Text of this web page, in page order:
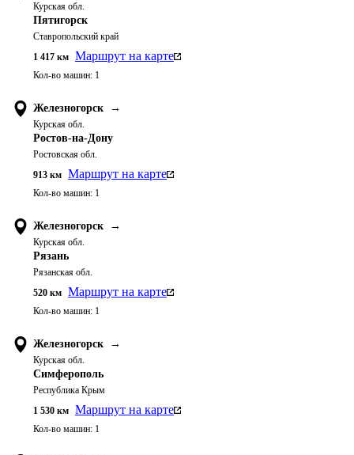
Курская обл.
Пятигорск
Ставропольский край
1 417 км Маршрут на карте
Кол-во машин: 1
Железногорск →
Курская обл.
Ростов-на-Дону
Ростовская обл.
913 км Маршрут на карте
Кол-во машин: 1
Железногорск →
Курская обл.
Рязань
Рязанская обл.
520 км Маршрут на карте
Кол-во машин: 1
Железногорск →
Курская обл.
Симферополь
Республика Крым
1 530 км Маршрут на карте
Кол-во машин: 1